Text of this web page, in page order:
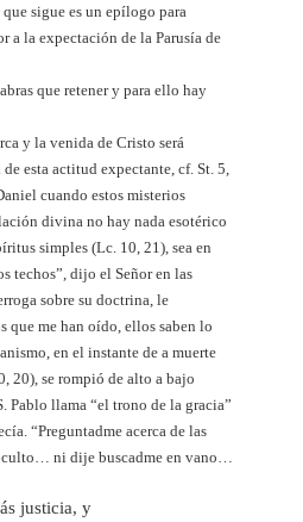
sigue es un epílogo para
la expectación de la Parusía de
que retener y para ello hay
y la venida de Cristo será
esta actitud expectante, cf. St. 5,
cuando estos misterios
divina no hay nada esotérico
simples (Lc. 10, 21), sea en
techos”, dijo el Señor en las
sobre su doctrina, le
que me han oído, ellos saben lo
en el instante de a muerte
20), se rompió de alto a bajo
Pablo llama “el trono de la gracia”
“Preguntadme acerca de las
oculto… ni dije buscadme en vano…
justicia, y